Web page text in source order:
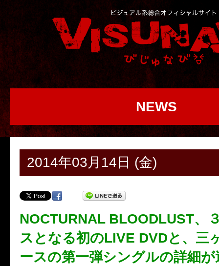
NEWS
2014年03月14日 (金)
NOCTURNAL BLOODLUST、
スとなる初のLIVE DVDと、三
ースの第一弾シングルの詳細が